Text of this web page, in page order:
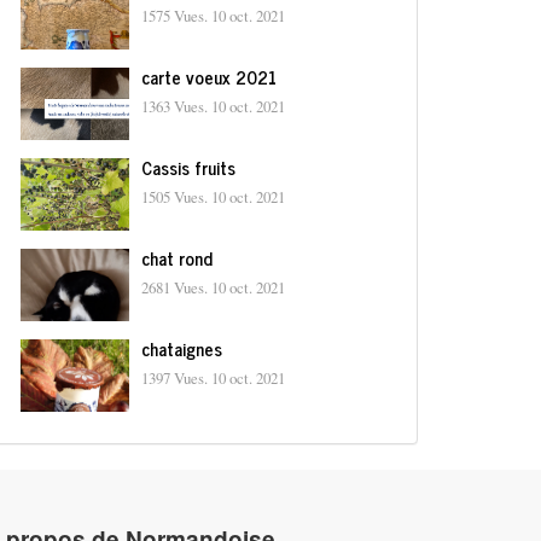
1575 Vues. 10 oct. 2021
carte voeux 2021
1363 Vues. 10 oct. 2021
Cassis fruits
1505 Vues. 10 oct. 2021
chat rond
2681 Vues. 10 oct. 2021
chataignes
1397 Vues. 10 oct. 2021